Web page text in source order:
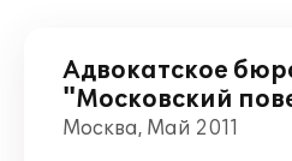
Адвокатское
"Московский
Москва, Май 2011